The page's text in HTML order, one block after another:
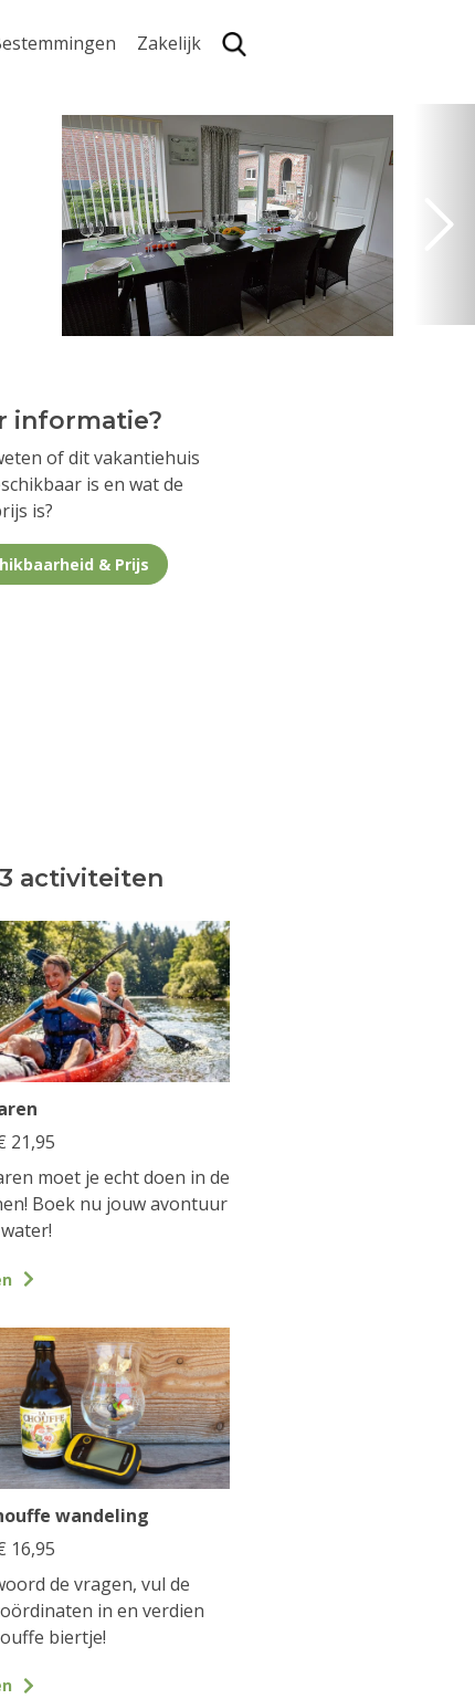
Zakelijk
informatie?
of dit vakantiehuis
is en wat de
is?
& Prijs
activiteiten
21,95
moet je echt doen in de
Boek nu jouw avontuur
wandeling
16,95
de vragen, vul de
in en verdien
biertje!